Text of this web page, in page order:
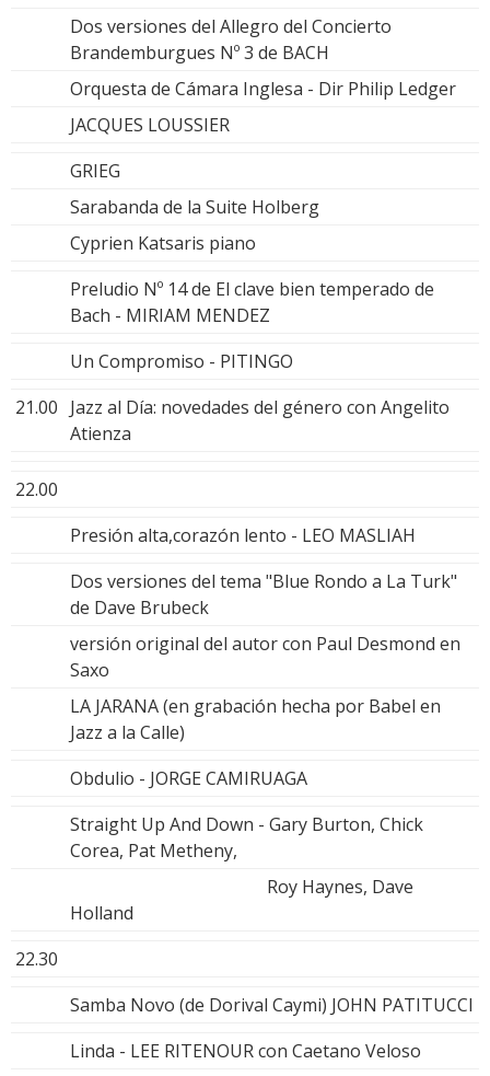
Dos versiones del Allegro del Concierto
Brandemburgues Nº 3 de BACH
Orquesta de Cámara Inglesa - Dir Philip Ledger
JACQUES LOUSSIER
GRIEG
Sarabanda de la Suite Holberg
Cyprien Katsaris piano
Preludio Nº 14 de El clave bien temperado de
Bach - MIRIAM MENDEZ
Un Compromiso - PITINGO
21.00 Jazz al Día: novedades del género con Angelito
Atienza
22.00
Presión alta,corazón lento - LEO MASLIAH
Dos versiones del tema "Blue Rondo a La Turk"
de Dave Brubeck
versión original del autor con Paul Desmond en
Saxo
LA JARANA (en grabación hecha por Babel en
Jazz a la Calle)
Obdulio - JORGE CAMIRUAGA
Straight Up And Down - Gary Burton, Chick
Corea, Pat Metheny,
Roy Haynes, Dave
Holland
22.30
Samba Novo (de Dorival Caymi) JOHN PATITUCCI
Linda - LEE RITENOUR con Caetano Veloso